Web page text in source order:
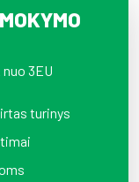
3EU
turinys